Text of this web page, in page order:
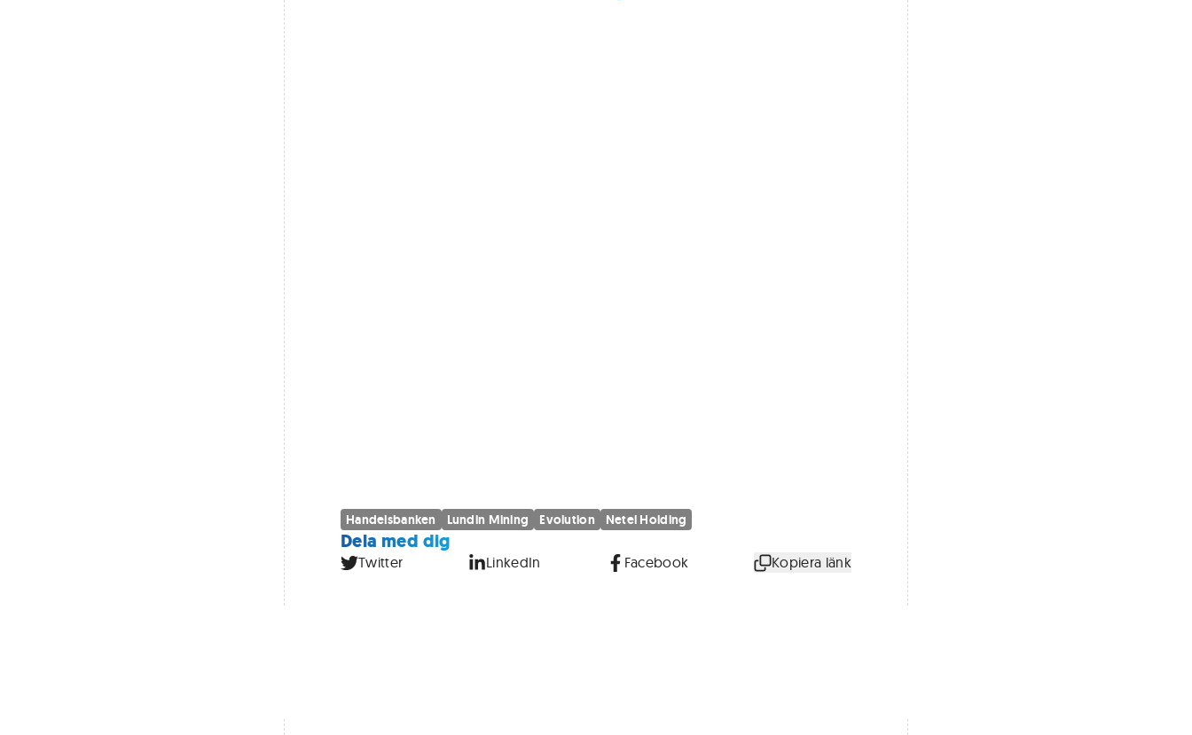
Handelsbanken Lundin Mining Evolution Netel Holding
Dela med dig
Twitter LinkedIn Facebook Kopiera länk